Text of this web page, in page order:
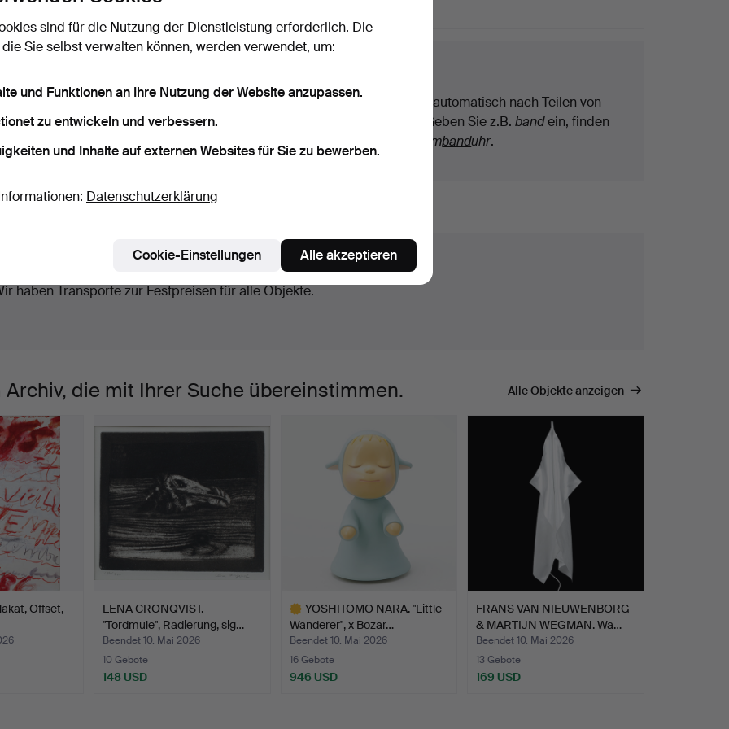
Wir suchen automatisch nach Teilen von
Begriffen. Geben Sie z.B.bandein, finden
Armbanduhr.
haben Transporte zur Festpreisen für alle Objekte.
die mit Ihrer Suche übereinstimmen. Alle Objekte anzeigen
Offset,
LENA CRONQVIST.
"Tordmule", Radierung, sig…
Beendet 10. Mai 2026
10 Gebote
148 USD
YOSHITOMO NARA. "Little
Wanderer", x Bozar…
Beendet 10. Mai 2026
16 Gebote
946 USD
FRANS VAN NIEUWENBORG
& MARTIJN WEGMAN. Wa…
Beendet 10. Mai 2026
13 Gebote
169 USD
sind für die Nutzung der Dienstleistung erforderlich. Die
Sie selbst verwalten können, werden verwendet, um:
und Funktionen an Ihre Nutzung der Website anzupassen.
zu entwickeln und verbessern.
und Inhalte auf externen Websites für Sie zu bewerben.
Datenschutzerklärung
Cookie-Einstellungen Alle akzeptieren